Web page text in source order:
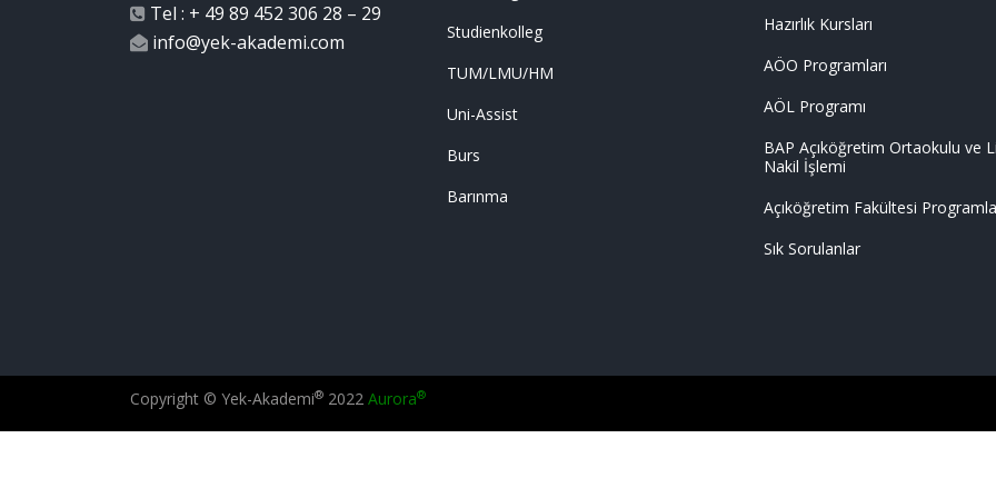
Tel : + 49 89 452 306 28 – 29
info@yek-akademi.com
Studienkolleg
TUM/LMU/HM
Uni-Assist
Burs
Barınma
Hazırlık Kursları
AÖO Programları
AÖL Programı
BAP Açıköğretim Ortaokulu ve
Nakil İşlemi
Açıköğretim Fakültesi
Sık Sorulanlar
Copyright © Yek-Akademi® 2022 Aurora®